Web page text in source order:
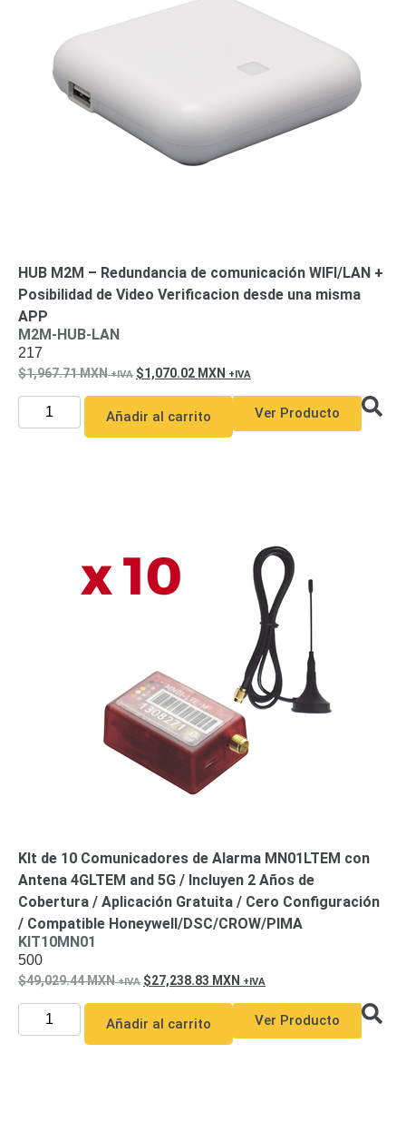
HUB M2M – Redundancia de comunicación WIFI/LAN +
Posibilidad de Video Verificacion desde una misma
APP
M2M-HUB-LAN
217
1,967.71MXN 1,070.02 MXN
Añadir al carrito Ver Producto
KIt de 10 Comunicadores de Alarma MN01LTEM con
Antena 4GLTEM and 5G / Incluyen 2 Años de
Cobertura / Aplicación Gratuita / Cero Configuración
/ Compatible Honeywell/DSC/CROW/PIMA
KIT10MN01
500
49,029.44MXN 27,238.83 MXN
Añadir al carrito Ver Producto